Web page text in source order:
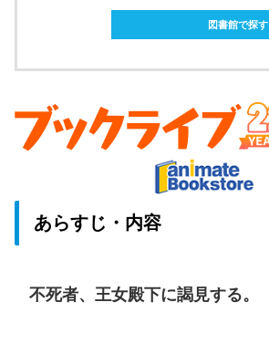
図書館で探す
あらすじ・内容
不死者、王女殿下に謁見する。